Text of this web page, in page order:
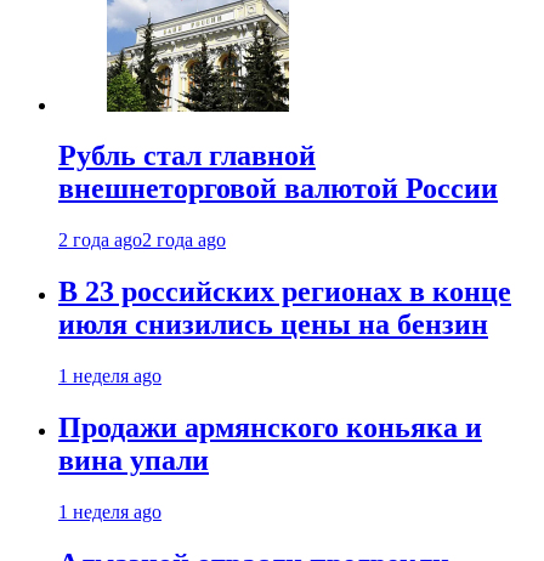
Рубль стал главной
внешнеторговой валютой России
2 года ago2 года ago
В 23 российских регионах в конце
июля снизились цены на бензин
1 неделя ago
Продажи армянского коньяка и
вина упали
1 неделя ago